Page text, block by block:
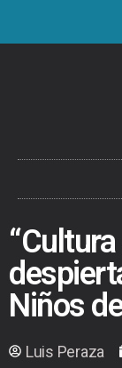
Niños
Luis Peraza